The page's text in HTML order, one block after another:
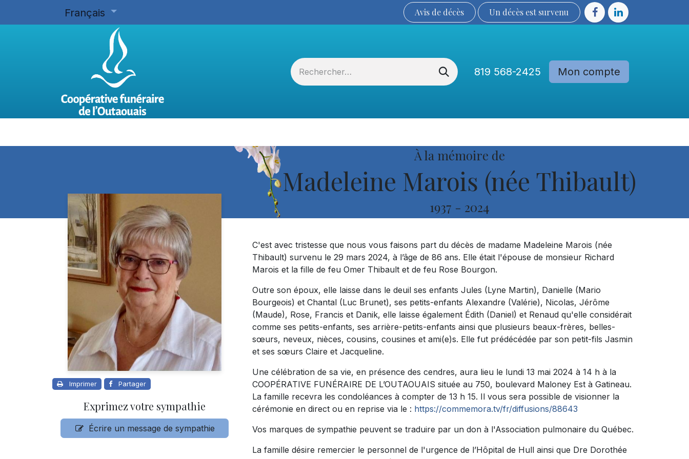
Français Avis de décès Un décès est sur​​​​​​​​ve​nu​​​​​​​​​​
819 568-2425 Mon compte
À la mémoire de
Madeleine Marois (née Thibault)
1937 - 2024
Imprimer Partager
Exprimez votre sympathie
Écrire un message de sympathie
C'est avec tristesse que nous vous faisons part du décès de madame Madeleine Marois (née
Thibault) survenu le 29 mars 2024, à l’âge de 86 ans. Elle était l'épouse de monsieur Richard
Marois et la fille de feu Omer Thibault et de feu Rose Bourgon.
Outre son époux, elle laisse dans le deuil ses enfants Jules (Lyne Martin), Danielle (Mario
Bourgeois) et Chantal (Luc Brunet), ses petits-enfants Alexandre (Valérie), Nicolas, Jérôme
(Maude), Rose, Francis et Danik, elle laisse également Édith (Daniel) et Renaud qu'elle considérait
comme ses petits-enfants, ses arrière-petits-enfants ainsi que plusieurs beaux-frères, belles-
sœurs, neveux, nièces, cousins, cousines et ami(e)s. Elle fut prédécédée par son petit-fils Jasmin
et ses sœurs Claire et Jacqueline.
Une célébration de sa vie, en présence des cendres, aura lieu le lundi 13 mai 2024 à 14 h à la
COOPÉRATIVE FUNÉRAIRE DE L’OUTAOUAIS située au 750, boulevard Maloney Est à Gatineau.
La famille recevra les condoléances à compter de 13 h 15. Il vous sera possible de visionner la
cérémonie en direct ou en reprise via le : https://commemora.tv/fr/diffusions/88643
Vos marques de sympathie peuvent se traduire par un don à l'Association pulmonaire du Québec.
La famille désire remercier le personnel de l'urgence de l’Hôpital de Hull ainsi que Dre Dorothée